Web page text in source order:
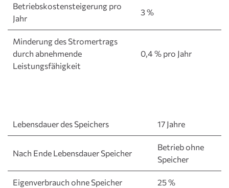
Betriebskostensteigerung pro
Jahr
3 %
Minderung des Stromertrags
durch abnehmende
Leistungsfähigkeit
0,4 % pro Jahr
Lebensdauer des Speichers 17 Jahre
Nach Ende Lebensdauer Speicher
Betrieb ohne
Speicher
Eigenverbrauch ohne Speicher 25 %